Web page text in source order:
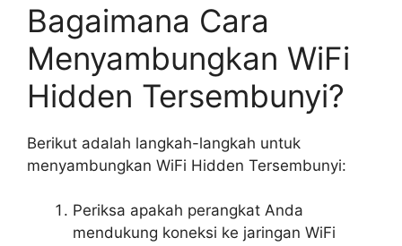
Bagaimana Cara
Menyambungkan WiFi
Hidden Tersembunyi?
Berikut adalah langkah-langkah untuk
menyambungkan WiFi Hidden Tersembunyi:
Periksa apakah perangkat Anda
mendukung koneksi ke jaringan WiFi